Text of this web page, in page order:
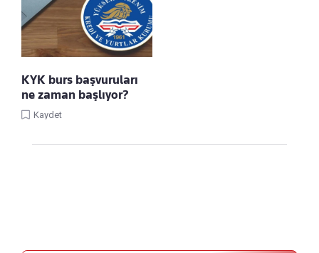
KYK burs başvuruları
ne zaman başlıyor?
Kaydet